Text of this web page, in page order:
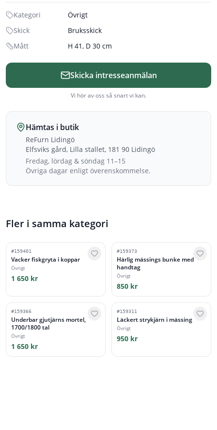
Kategori
Övrigt
Skick
Bruksskick
Mått
H 41, D 30 cm
Skicka intresseanmälan
Vi hör av oss så snart vi kan.
Hämtas i butik
ReFurn Lidingö
Elfsviks gård, Lilla stallet, 181 90 Lidingö
Fredag, lördag & söndag 11–15
Övriga dagar enligt överenskommelse.
Fler i samma kategori
#159401
Vacker fiskgryta i koppar
Övrigt
1 650 kr
#159373
Härlig mässings bunke med
handtag
Övrigt
850 kr
#159366
Underbar gjutjärns mortel,
1700/1800 tal
Övrigt
1 650 kr
#159311
Läckert strykjärn i mässing
Övrigt
950 kr